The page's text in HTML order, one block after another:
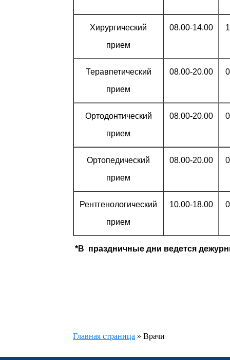
Хирургический
прием
08.00-14.00
Теравпетический
прием
08.00-20.00
Ортодонтический
прием
08.00-20.00
Ортопедический
прием
08.00-20.00
Рентгенологический
прием
10.00-18.00
*В праздничные дни ведется
Главная страница » Врачи